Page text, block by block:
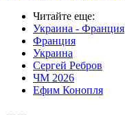
Читайте еще:
Украина - Франция
Франция
Украина
Сергей Ребров
ЧМ 2026
Ефим Конопля